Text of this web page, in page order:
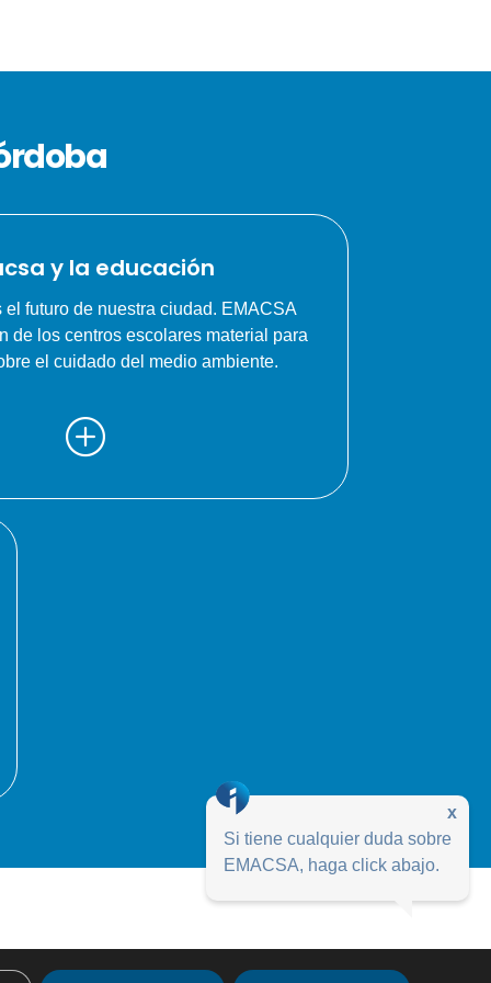
y la educación
el futuro de nuestra ciudad. EMACSA
de los centros escolares material para
el cuidado del medio ambiente.
x
Si tiene cualquier duda sobre
EMACSA, haga click abajo.